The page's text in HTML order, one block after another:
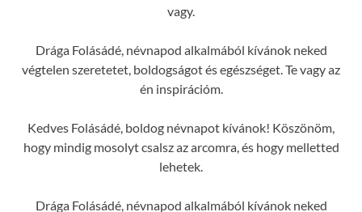
vagy.
Drága Folásádé, névnapod alkalmából kívánok neked
végtelen szeretetet, boldogságot és egészséget. Te vagy az
én inspirációm.
Kedves Folásádé, boldog névnapot kívánok! Köszönöm,
hogy mindig mosolyt csalsz az arcomra, és hogy melletted
lehetek.
Drága Folásádé, névnapod alkalmából kívánok neked